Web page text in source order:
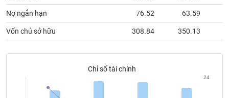
Nợ ngắn hạn 76.52 63.59
Vốn chủ sở hữu 308.84 350.13
Chỉ số tài chính
24
tài
chính